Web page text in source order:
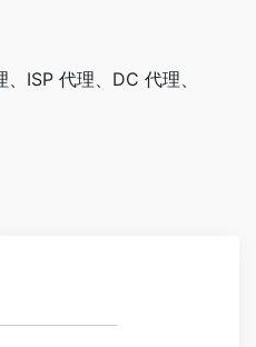
ISP 代理、DC 代理、